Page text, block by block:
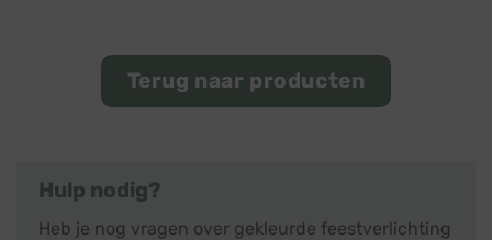
Terug naar producten
Hulp nodig?
Heb je nog vragen over gekleurde feestverlichting